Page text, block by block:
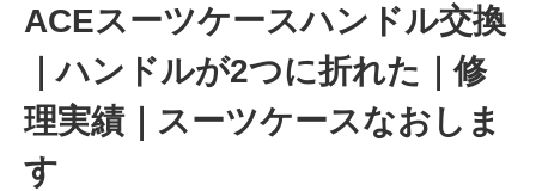
ACEスーツケースハンドル交換
｜ハンドルが2つに折れた｜修
理実績｜スーツケースなおしま
す